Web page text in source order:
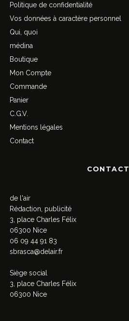
Politique de confidentialité
Vos données à caractère personnel
Qui, quoi
médina
Boutique
Mon Compte
Commande
Panier
C.G.V.
Mentions légales
Contact
CONTACT
de l'air
Rédaction, publicité
3, place Charles Félix
06300 Nice
06 09 44 91 83
sbrasca@delair.fr
Siège social
3, place Charles Félix
06300 Nice